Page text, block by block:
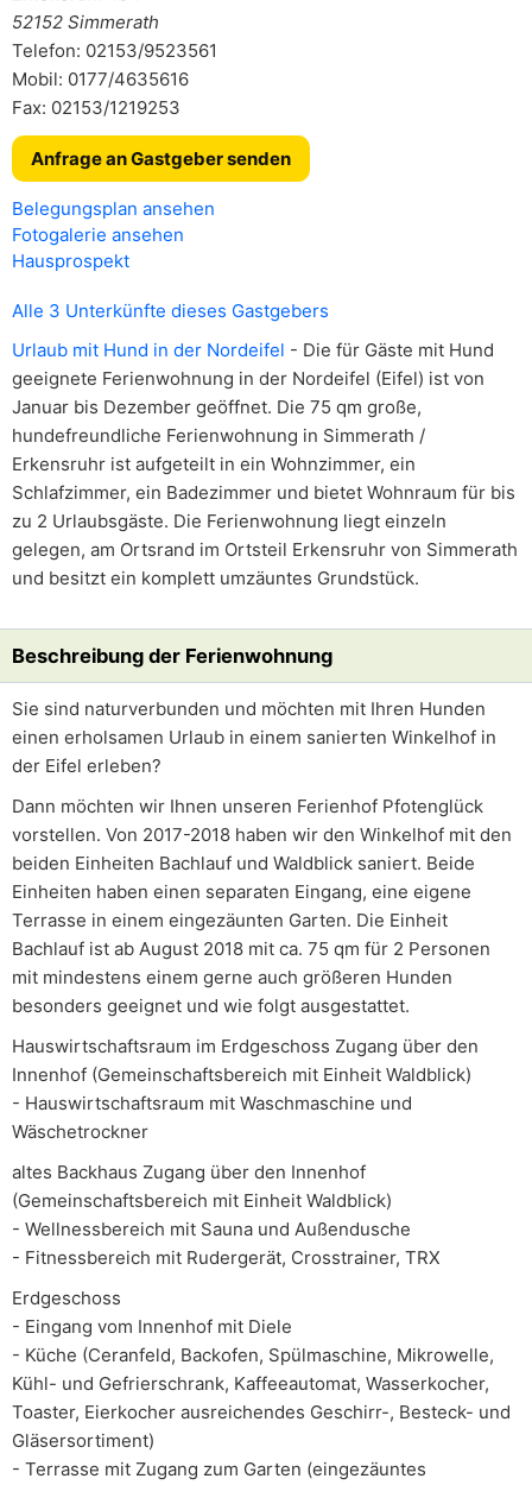
52152 Simmerath
Telefon: 02153/9523561
Mobil: 0177/4635616
Fax: 02153/1219253
Anfrage an Gastgeber senden
Belegungsplan ansehen
Fotogalerie ansehen
Hausprospekt
Alle 3 Unterkünfte dieses Gastgebers
Urlaub mit Hund in der Nordeifel - Die für Gäste mit Hund
geeignete Ferienwohnung in der Nordeifel (Eifel) ist von
Januar bis Dezember geöffnet. Die 75 qm große,
hundefreundliche Ferienwohnung in Simmerath /
Erkensruhr ist aufgeteilt in ein Wohnzimmer, ein
Schlafzimmer, ein Badezimmer und bietet Wohnraum für bis
zu 2 Urlaubsgäste. Die Ferienwohnung liegt einzeln
gelegen, am Ortsrand im Ortsteil Erkensruhr von Simmerath
und besitzt ein komplett umzäuntes Grundstück.
Beschreibung der Ferienwohnung
Sie sind naturverbunden und möchten mit Ihren Hunden
einen erholsamen Urlaub in einem sanierten Winkelhof in
der Eifel erleben?
Dann möchten wir Ihnen unseren Ferienhof Pfotenglück
vorstellen. Von 2017-2018 haben wir den Winkelhof mit den
beiden Einheiten Bachlauf und Waldblick saniert. Beide
Einheiten haben einen separaten Eingang, eine eigene
Terrasse in einem eingezäunten Garten. Die Einheit
Bachlauf ist ab August 2018 mit ca. 75 qm für 2 Personen
mit mindestens einem gerne auch größeren Hunden
besonders geeignet und wie folgt ausgestattet.
Hauswirtschaftsraum im Erdgeschoss Zugang über den
Innenhof (Gemeinschaftsbereich mit Einheit Waldblick)
- Hauswirtschaftsraum mit Waschmaschine und
Wäschetrockner
altes Backhaus Zugang über den Innenhof
(Gemeinschaftsbereich mit Einheit Waldblick)
- Wellnessbereich mit Sauna und Außendusche
- Fitnessbereich mit Rudergerät, Crosstrainer, TRX
Erdgeschoss
- Eingang vom Innenhof mit Diele
- Küche (Ceranfeld, Backofen, Spülmaschine, Mikrowelle,
Kühl- und Gefrierschrank, Kaffeeautomat, Wasserkocher,
Toaster, Eierkocher ausreichendes Geschirr-, Besteck- und
Gläsersortiment)
- Terrasse mit Zugang zum Garten (eingezäuntes